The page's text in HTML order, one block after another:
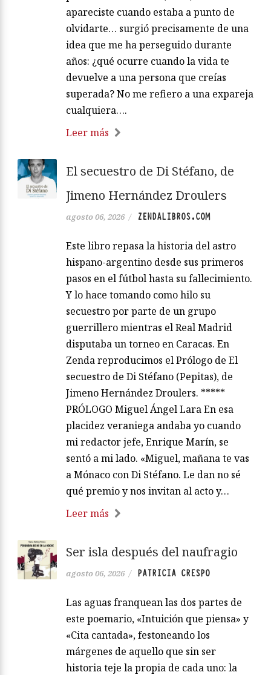
apareciste cuando estaba a punto de
olvidarte… surgió precisamente de una
idea que me ha perseguido durante
años: ¿qué ocurre cuando la vida te
devuelve a una persona que creías
superada? No me refiero a una expareja
cualquiera….
Leer más
El secuestro de Di Stéfano, de
Jimeno Hernández Droulers
agosto 06, 2026 / ZENDALIBROS.COM
Este libro repasa la historia del astro
hispano-argentino desde sus primeros
pasos en el fútbol hasta su fallecimiento.
Y lo hace tomando como hilo su
secuestro por parte de un grupo
guerrillero mientras el Real Madrid
disputaba un torneo en Caracas. En
Zenda reproducimos el Prólogo de El
secuestro de Di Stéfano (Pepitas), de
Jimeno Hernández Droulers. *****
PRÓLOGO Miguel Ángel Lara En esa
placidez veraniega andaba yo cuando
mi redactor jefe, Enrique Marín, se
sentó a mi lado. «Miguel, mañana te vas
a Mónaco con Di Stéfano. Le dan no sé
qué premio y nos invitan al acto y…
Leer más
Ser isla después del naufragio
agosto 06, 2026 / PATRICIA CRESPO
Las aguas franquean las dos partes de
este poemario, «Intuición que piensa» y
«Cita cantada», festoneando los
márgenes de aquello que sin ser
historia teje la propia de cada uno: la